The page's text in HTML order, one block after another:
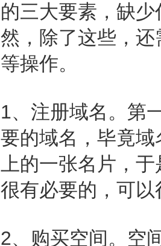
的三大要素，缺
然，除了这些，
等操作。
1、注册域名。第
要的域名，毕竟
上的一张名片，
很有必要的，可
2、购买空间。空